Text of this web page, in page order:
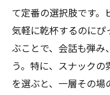
て定番の選択肢です。
気軽に乾杯するのにぴ
ぶことで、会話も弾み
う。特に、スナック
を選ぶと、一層その場